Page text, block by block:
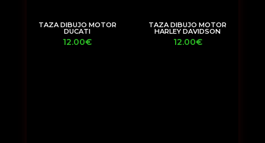
TAZA DIBUJO MOTOR
DUCATI
12.00€
TAZA DIBUJO MOTOR
HARLEY DAVIDSON
12.00€